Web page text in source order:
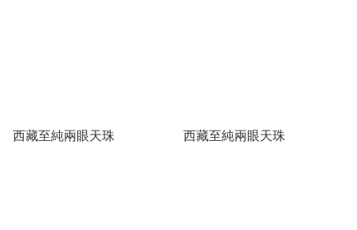
西藏至純兩眼天珠 西藏至純兩眼天珠